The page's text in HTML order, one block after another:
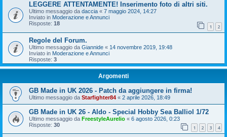
LEGGERE ATTENTAMENTE! Inserimento foto di altri siti.
Ultimo messaggio da daccia « 7 maggio 2024, 14:27
Inviato in Moderazione e Annunci
Risposte: 18 1 2
Regole del Forum.
Ultimo messaggio da Giannide « 14 novembre 2019, 19:48
Inviato in Moderazione e Annunci
Risposte: 3
Argomenti
GB Made in UK 2026 - Patch da aggiungere in firma!
Ultimo messaggio da Starfighter84 « 2 aprile 2026, 18:49
GB Made in UK 26 - Aldo - Special Hobby Sea Balliol 1/72
Ultimo messaggio da FreestyleAurelio « 6 agosto 2026, 0:23
Risposte: 30 1 2 3 4